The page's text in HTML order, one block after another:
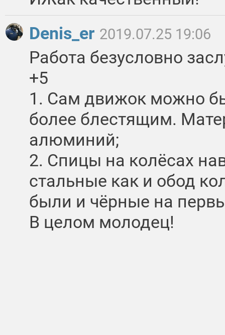
Denis_er 2019.07.25 19:06
Работа безусловно
+5
1. Сам движок можно
более блестящим.
алюминий;
2. Спицы на колёсах
стальные как и обод
были и чёрные на
В целом молодец!